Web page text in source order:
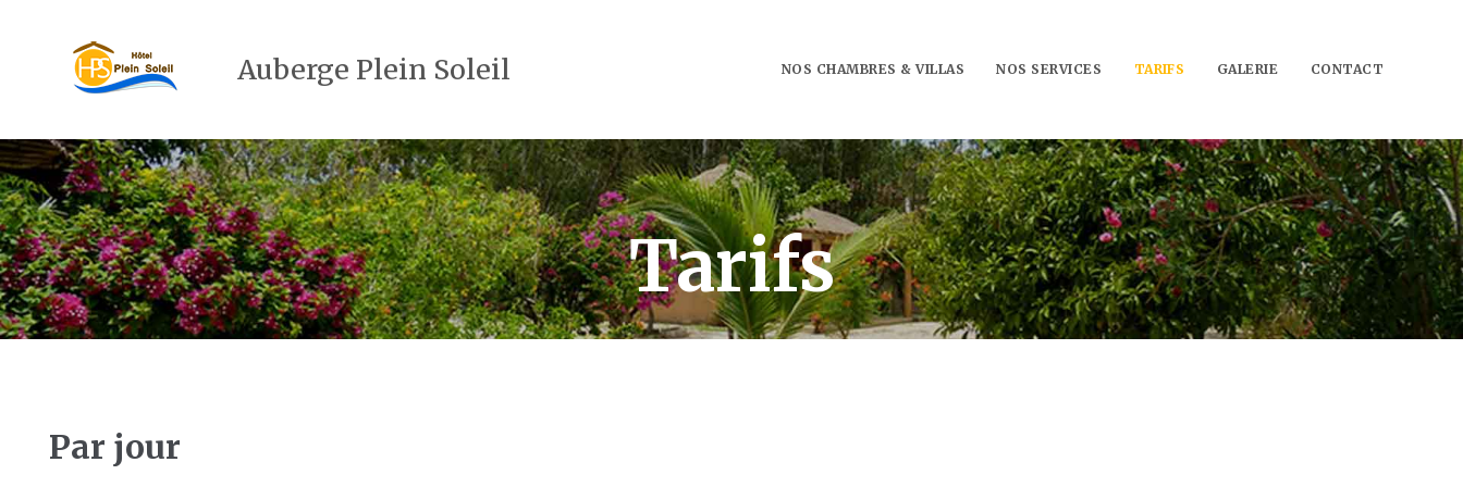
Auberge Plein Soleil NOS CHAMBRES & VILLAS NOS SERVICES TARIFS GALERIE CONTACT
Tarifs
Par jour